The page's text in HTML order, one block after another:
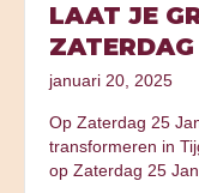
LAAT JE
januari 20, 2025
Op Zaterdag 25
transformeren in
op Zaterdag 25